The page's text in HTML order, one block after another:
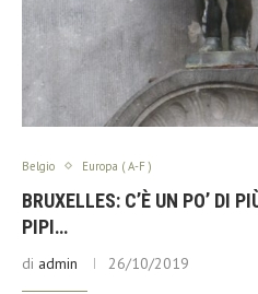
Belgio Europa ( A-F )
BRUXELLES: C’È UN PO’ DI
PIPI…
di admin 26/10/2019